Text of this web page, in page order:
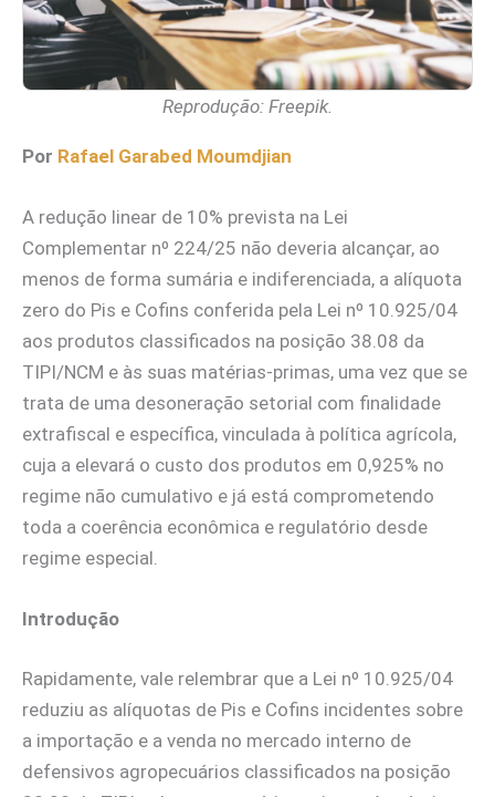
Reprodução: Freepik.
Por Rafael Garabed Moumdjian
A redução linear de 10% prevista na Lei
Complementar nº 224/25 não deveria alcançar, ao
menos de forma sumária e indiferenciada, a alíquota
zero do Pis e Cofins conferida pela Lei nº 10.925/04
aos produtos classificados na posição 38.08 da
TIPI/NCM e às suas matérias-primas, uma vez que se
trata de uma desoneração setorial com finalidade
extrafiscal e específica, vinculada à política agrícola,
cuja a elevará o custo dos produtos em 0,925% no
regime não cumulativo e já está comprometendo
toda a coerência econômica e regulatório desde
regime especial.
Introdução
Rapidamente, vale relembrar que a Lei nº 10.925/04
reduziu as alíquotas de Pis e Cofins incidentes sobre
a importação e a venda no mercado interno de
defensivos agropecuários classificados na posição